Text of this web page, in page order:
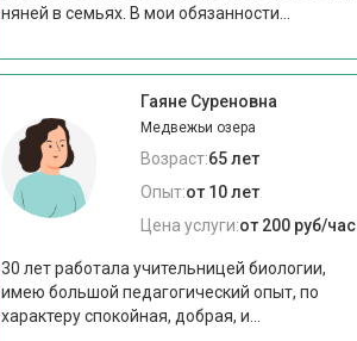
няней в семьях. В мои обязанности...
Гаяне Суреновна
Медвежьи озера
Возраст:65 лет
Опыт:от 10 лет
Цена услуги:от 200 руб/час
30 лет работала учительницей биологии,
имею большой педагогический опыт, по
характеру спокойная, добрая, и...